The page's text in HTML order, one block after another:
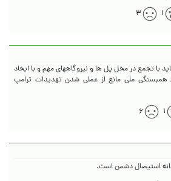
۱ ۳
با تجمع در محل پل ها و نیروگاههای مهم و با ایحاد
ملی مانع از عملی شدن تهدیدات ترامپ
۱ ۶
استیصال دشمن است.